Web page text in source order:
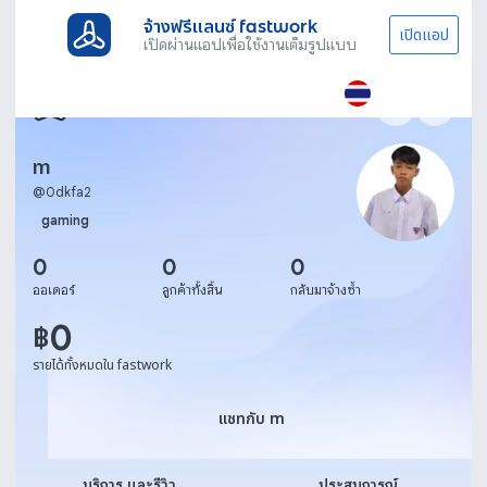
จ้างฟรีแลนซ์ fastwork
เปิดผ่านแอปเพื่อใช้งานเต็มรูปแบบ เปิดแอป
m
@0dkfa2
gaming
0
ออเดอร์
0
ลูกค้าทั้งสิ้น
0
กลับมาจ้างซ้ำ
฿0
รายได้ทั้งหมดใน fastwork
แชทกับ m